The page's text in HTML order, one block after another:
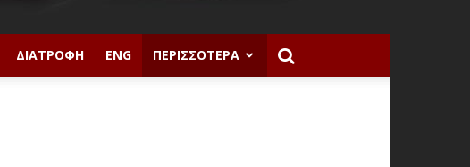
ΔΙΑΤΡΟΦΉ ENG ΠΕΡΙΣΣΌΤΕΡΑ